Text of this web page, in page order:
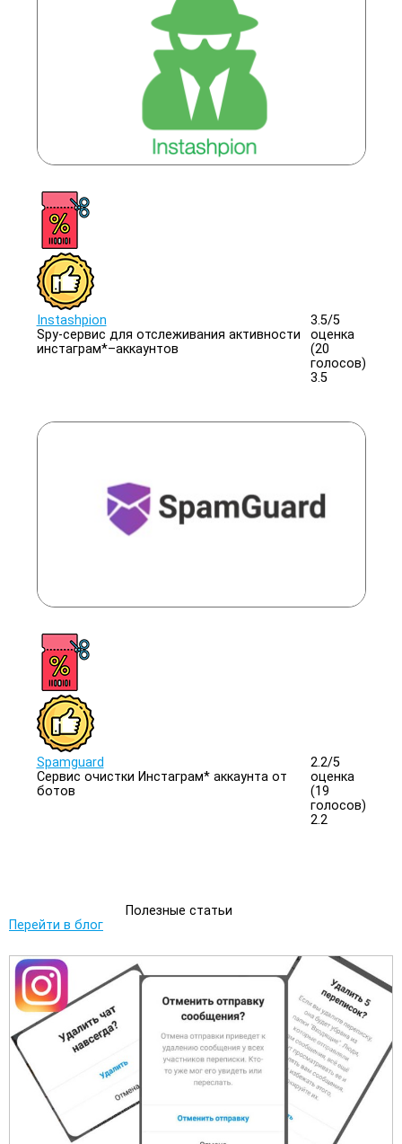
Instashpion
Spy-сервис для отслеживания активности
инстаграм*–аккаунтов
3.5/5
оценка
(20
голосов)
3.5
Spamguard
Сервис очистки Инстаграм* аккаунта от
ботов
2.2/5
оценка
(19
голосов)
2.2
Полезные статьи
Перейти в блог